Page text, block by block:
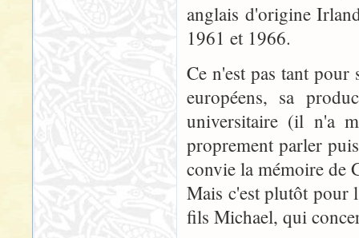
anglais d'origine
1961 et 1966.
Ce n'est pas tant pour
européens, sa
universitaire (il n'a
proprement parler
convie la mémoire de
Mais c'est plutôt pour
fils Michael, qui